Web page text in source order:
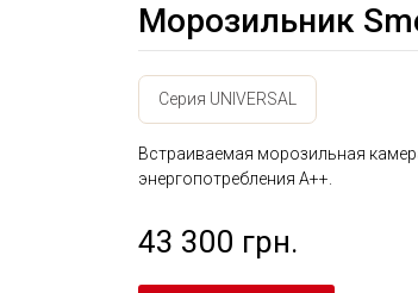
Морозильник
Серия UNIVERSAL
Встраиваемая морозильная
энергопотребления А++.
43 300 грн.